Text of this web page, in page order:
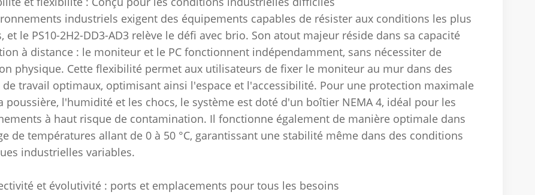
industriels exigent des équipements capables de résister aux conditions les plus
et le PS10-2H2-DD3-AD3 relève le défi avec brio. Son atout majeur réside dans sa capacité
à distance : le moniteur et le PC fonctionnent indépendamment, sans nécessiter de
physique. Cette flexibilité permet aux utilisateurs de fixer le moniteur au mur dans des
de travail optimaux, optimisant ainsi l'espace et l'accessibilité. Pour une protection maximale
poussière, l'humidité et les chocs, le système est doté d'un boîtier NEMA 4, idéal pour les
à haut risque de contamination. Il fonctionne également de manière optimale dans
de températures allant de 0 à 50 °C, garantissant une stabilité même dans des conditions
industrielles variables.
et évolutivité : ports et emplacements pour tous les besoins